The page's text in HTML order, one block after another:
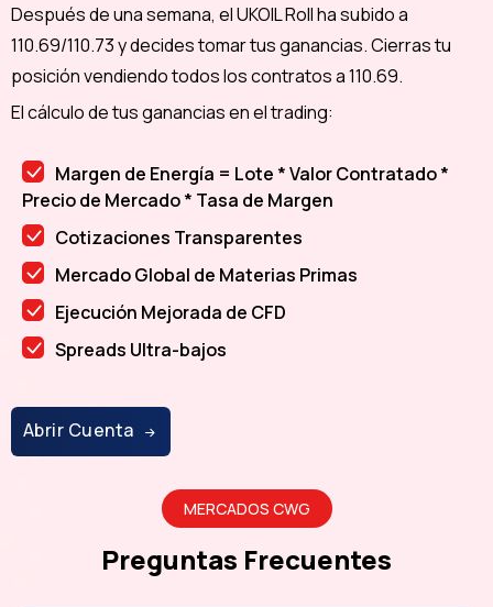
Después de una semana, el UKOIL Roll ha subido a
110.69/110.73 y decides tomar tus ganancias. Cierras tu
posición vendiendo todos los contratos a 110.69.
El cálculo de tus ganancias en el trading:
Margen de Energía = Lote * Valor Contratado *
Precio de Mercado * Tasa de Margen
Cotizaciones Transparentes
Mercado Global de Materias Primas
Ejecución Mejorada de CFD
Spreads Ultra-bajos
Abrir Cuenta
MERCADOS CWG
Preguntas Frecuentes